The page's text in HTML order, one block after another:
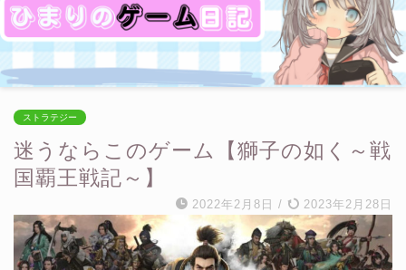
ストラテジー
迷うならこのゲーム【獅子の如く～戦
国覇王戦記～】
2022年2月8日 / 2023年2月28日